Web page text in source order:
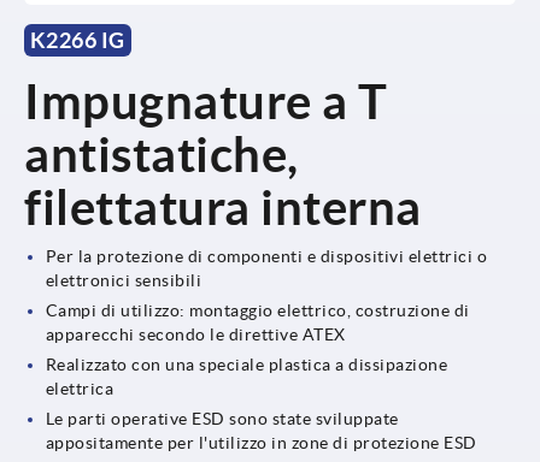
K2266 IG
Impugnature a T
antistatiche,
filettatura interna
Per la protezione di componenti e dispositivi elettrici o
elettronici sensibili
Campi di utilizzo: montaggio elettrico, costruzione di
apparecchi secondo le direttive ATEX
Realizzato con una speciale plastica a dissipazione
elettrica
Le parti operative ESD sono state sviluppate
appositamente per l'utilizzo in zone di protezione ESD